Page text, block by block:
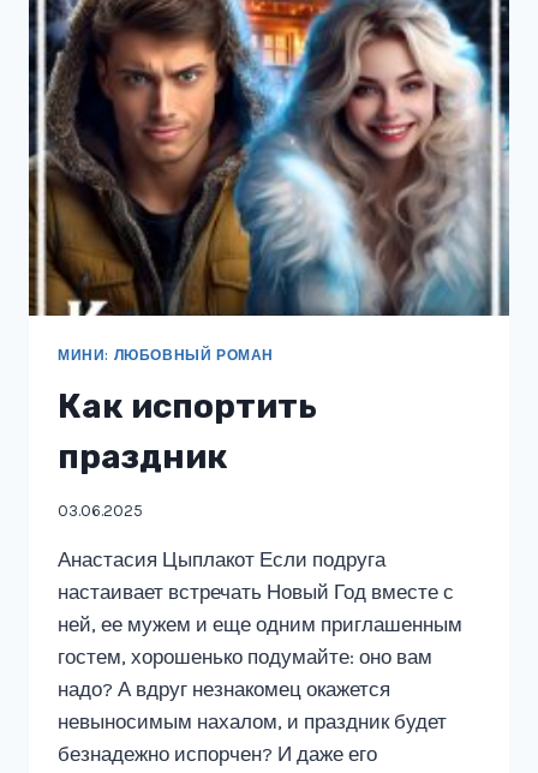
МИНИ: ЛЮБОВНЫЙ РОМАН
Как испортить
праздник
03.06.2025
Анастасия Цыплакот Если подруга
настаивает встречать Новый Год вместе с
ней, ее мужем и еще одним приглашенным
гостем, хорошенько подумайте: оно вам
надо? А вдруг незнакомец окажется
невыносимым нахалом, и праздник будет
безнадежно испорчен? И даже его